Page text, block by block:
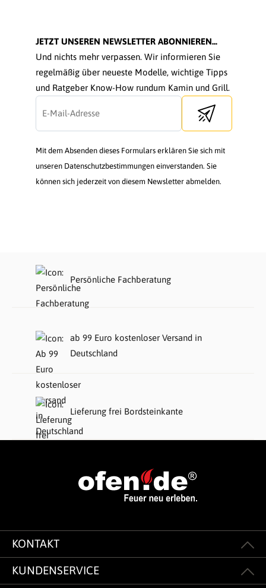
JETZT UNSEREN NEWSLETTER ABONNIEREN...
Und nichts mehr verpassen. Wir informieren Sie
regelmäßig über neueste Modelle, wichtige Tipps
und Ratgeber Know-How rundum Kamin und Grill.
Send newsletter
Mit dem Absenden dieses Formulars erklären Sie sich mit
unseren Datenschutzbestimmungen einverstanden. Sie
können sich jederzeit von diesem Newsletter abmelden.
Persönliche Fachberatung
ab 99 Euro kostenloser Versand in
Deutschland
Lieferung frei Bordsteinkante
KONTAKT
KUNDENSERVICE